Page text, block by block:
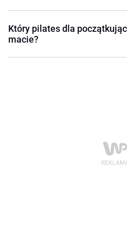
Który pilates dla
macie?